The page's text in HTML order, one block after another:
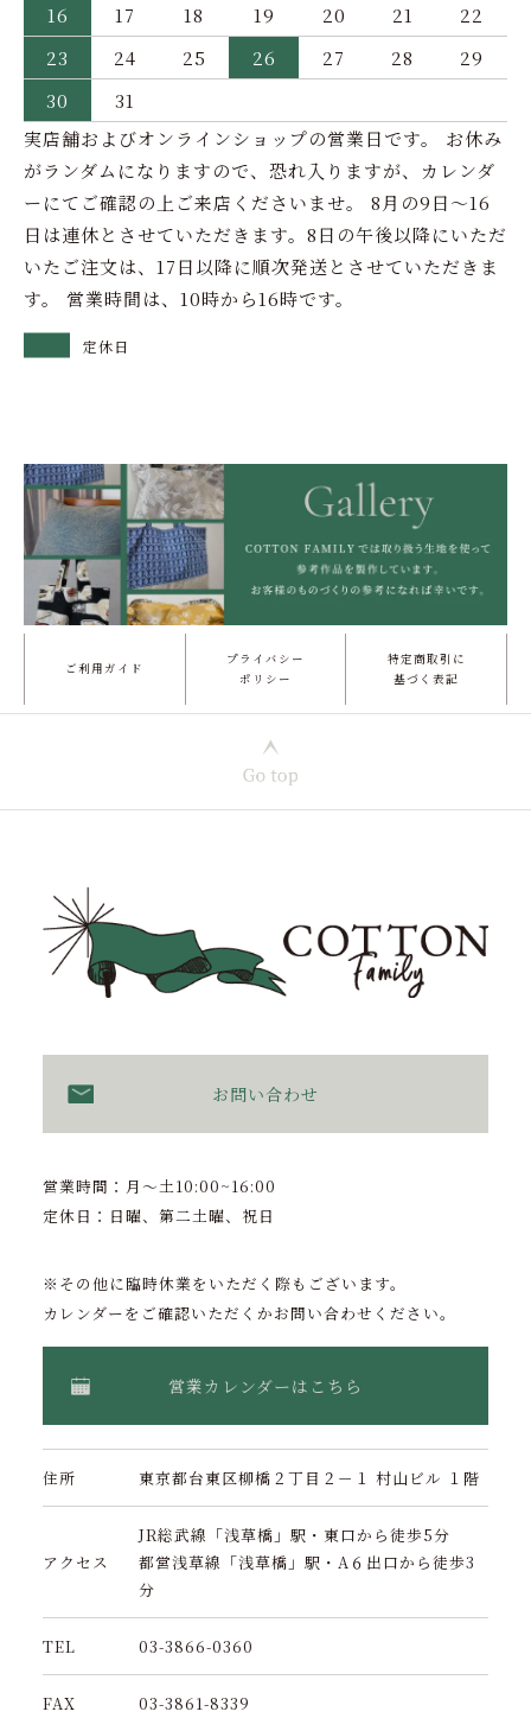
16
17 18 19 20 21
22
23
24 25 26 27 28
29
30
31
実店舗およびオンラインショップの営業日です。 お休み
がランダムになりますので、恐れ入りますが、カレンダ
ーにてご確認の上ご来店くださいませ。 8月の9日～16
日は連休とさせていただきます。8日の午後以降にいただ
いたご注文は、17日以降に順次発送とさせていただきま
す。 営業時間は、10時から16時です。
定休日
ご利用ガイド
プライバシー
ポリシー
特定商取引に
基づく表記
お問い合わせ
営業時間：月〜土10:00~16:00
定休日：日曜、第二土曜、祝日
※その他に臨時休業をいただく際もございます。
カレンダーをご確認いただくかお問い合わせください。
営業カレンダーはこちら
住所 東京都台東区柳橋２丁目２－１ 村山ビル １階
アクセス
JR総武線「浅草橋」駅・東口から徒歩5分
都営浅草線「浅草橋」駅・A６出口から徒歩3
分
TEL 03-3866-0360
FAX 03-3861-8339